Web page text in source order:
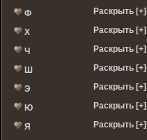
Ф Раскрыть [+]
Х Раскрыть [+]
Ч Раскрыть [+]
Ш Раскрыть [+]
Э Раскрыть [+]
Ю Раскрыть [+]
Я Раскрыть [+]